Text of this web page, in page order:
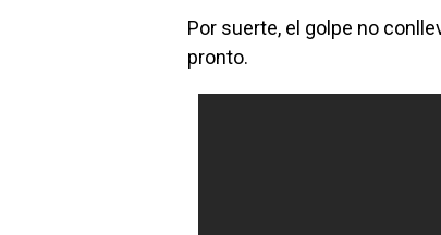
Por suerte, el golpe no
pronto.